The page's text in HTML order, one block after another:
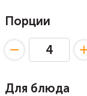
Порции
Для блюда